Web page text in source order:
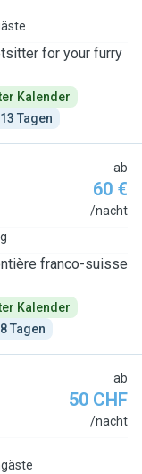
for your furry
Kalender
Tagen
ab
60 €
/nacht
franco-suisse
Kalender
Tagen
ab
50 CHF
/nacht